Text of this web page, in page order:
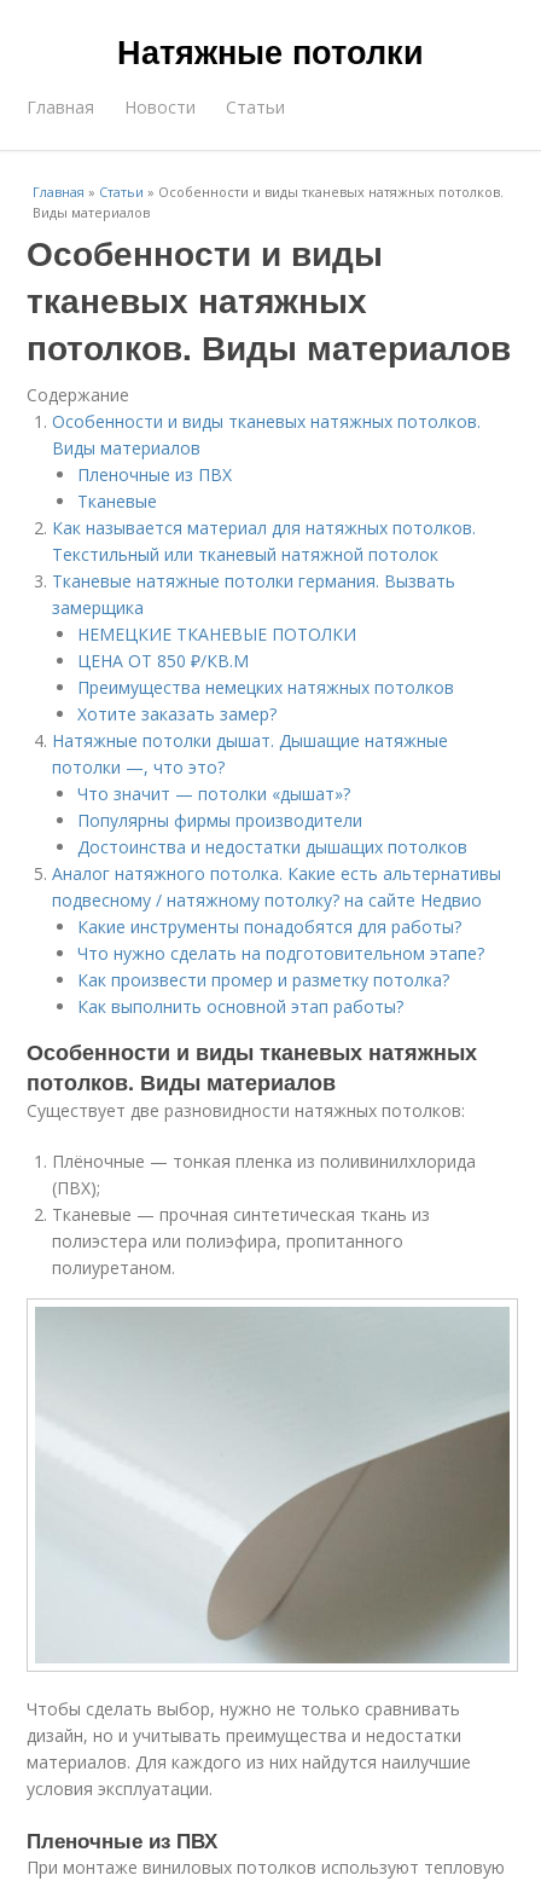
Натяжные потолки
Главная Новости Статьи
Главная » Статьи » Особенности и виды тканевых натяжных потолков.
Виды материалов
Особенности и виды
тканевых натяжных
потолков. Виды материалов
Содержание
Особенности и виды тканевых натяжных потолков.
Виды материалов
Пленочные из ПВХ
Тканевые
Как называется материал для натяжных потолков.
Текстильный или тканевый натяжной потолок
Тканевые натяжные потолки германия. Вызвать
замерщика
НЕМЕЦКИЕ ТКАНЕВЫЕ ПОТОЛКИ
ЦЕНА ОТ 850 ₽/КВ.М
Преимущества немецких натяжных потолков
Хотите заказать замер?
Натяжные потолки дышат. Дышащие натяжные
потолки —, что это?
Что значит — потолки «дышат»?
Популярны фирмы производители
Достоинства и недостатки дышащих потолков
Аналог натяжного потолка. Какие есть альтернативы
подвесному / натяжному потолку? на сайте Недвио
Какие инструменты понадобятся для работы?
Что нужно сделать на подготовительном этапе?
Как произвести промер и разметку потолка?
Как выполнить основной этап работы?
Особенности и виды тканевых натяжных
потолков. Виды материалов
Существует две разновидности натяжных потолков:
Плёночные — тонкая пленка из поливинилхлорида
(ПВХ);
Тканевые — прочная синтетическая ткань из
полиэстера или полиэфира, пропитанного
полиуретаном.
Чтобы сделать выбор, нужно не только сравнивать
дизайн, но и учитывать преимущества и недостатки
материалов. Для каждого из них найдутся наилучшие
условия эксплуатации.
Пленочные из ПВХ
При монтаже виниловых потолков используют тепловую